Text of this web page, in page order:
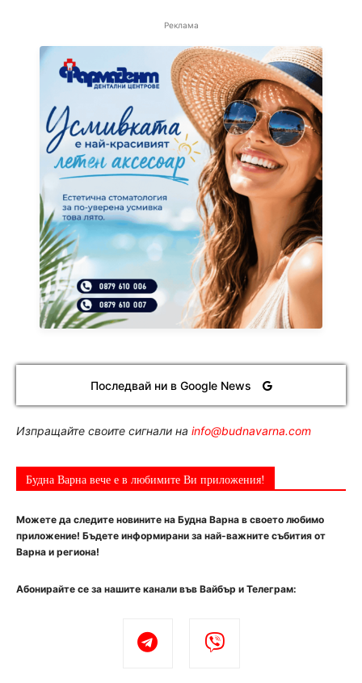
Реклама
Последвай ни в Google News
Изпращайте своите сигнали на info@budnavarna.com
Будна Варна вече е в любимите Ви приложения!
Можете да следите новините на Будна Варна в своето любимо
приложение! Бъдете информирани за най-важните събития от
Варна и региона!
Абонирайте се за нашите канали във Вайбър и Телеграм: